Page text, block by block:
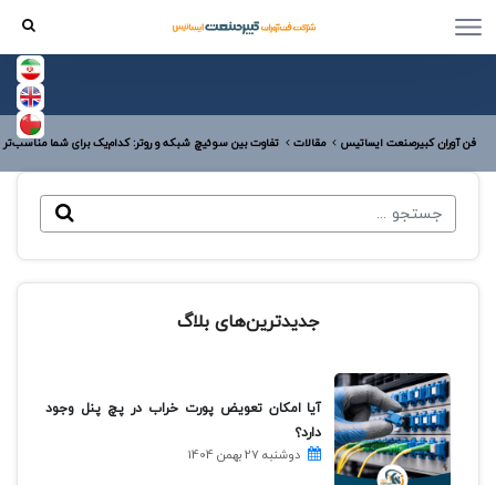
فن آوران کبیرصنعت ایساتیس مقالات تفاوت بین سوئیچ شبکه و روتر: کدام‌یک برای شما
جدیدترین‌های بلاگ
آیا امکان تعویض پورت خراب در پچ پنل وجود
دارد؟
دوشنبه 27 بهمن 1404